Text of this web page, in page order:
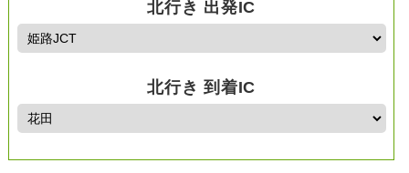
北行き 出発IC
北行き 到着IC